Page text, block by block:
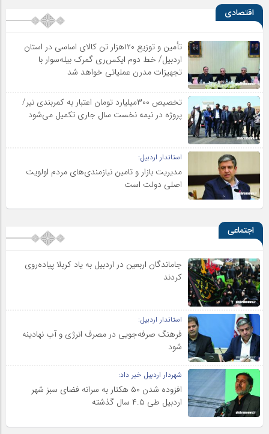
اقتصادی
تأمین و توزیع ۱۲۰هزار تن کالای اساسی در استان
اردبیل/ خط دوم ایکس‌ری گمرک بیله‌سوار با
تجهیزات مدرن عملیاتی خواهد شد
تخصیص ۳۰۰میلیارد تومان اعتبار به کمربندی نیر/
پروژه در نیمه نخست سال جاری تکمیل می‌شود
استاندار اردبیل:
مدیریت بازار و تامین نیازمندی‌های مردم اولویت‌
اصلی دولت است
اجتماعی
جاماندگان اربعین در اردبیل به یاد کربلا پیاده‌روی
کردند
استاندار اردبیل:
فرهنگ صرفه‌جویی در مصرف انرژی و آب نهادینه
شود
شهردار اردبیل خبر داد:
افزوده شدن ۵۰ هکتار به سرانه فضای سبز شهر
اردبیل طی ۴.۵ سال گذشته